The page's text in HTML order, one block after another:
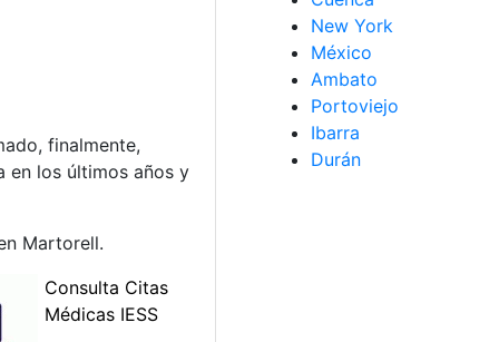
finalmente,
en los últimos años y
Martorell.
New York
México
Ambato
Portoviejo
Ibarra
Durán